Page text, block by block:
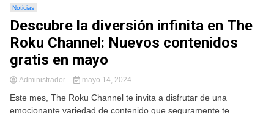
Noticias
Descubre la diversión infinita en The
Roku Channel: Nuevos contenidos
gratis en mayo
Administrador mayo 14, 2024
Este mes, The Roku Channel te invita a disfrutar de una
emocionante variedad de contenido que seguramente te